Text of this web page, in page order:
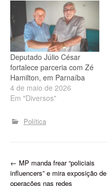
Deputado Júlio César
fortalece parceria com Zé
Hamilton, em Parnaíba
4 de maio de 2026
Em "Diversos"
Política
P
← MP manda frear “policiais
influencers” e mira exposição de
operações nas redes